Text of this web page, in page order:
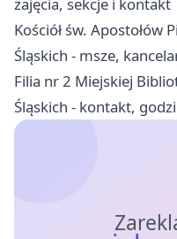
zajęcia, sekcje i kontakt
Kościół św. Apostołów
Śląskich - msze,
Filia nr 2 Miejskiej
Śląskich - kontakt,